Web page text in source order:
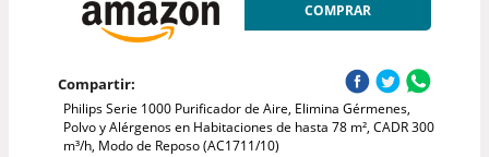
COMPRAR
Compartir:
Philips Serie 1000 Purificador de Aire, Elimina Gérmenes,
Polvo y Alérgenos en Habitaciones de hasta 78 m², CADR 300
m³/h, Modo de Reposo (AC1711/10)